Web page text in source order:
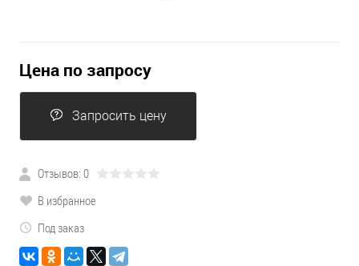
Цена по запросу
Запросить цену
Отзывов: 0
В избранное
Под заказ